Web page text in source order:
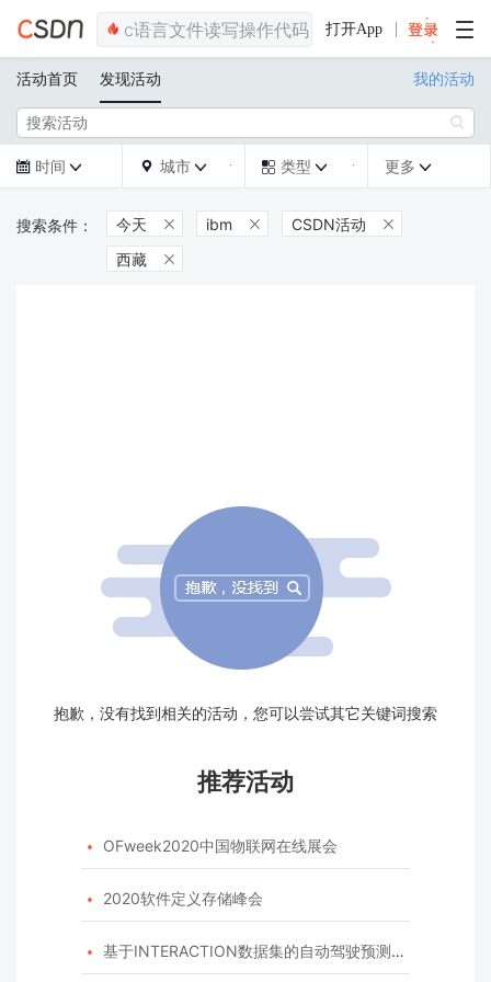
打开App
活动首页 发现活动 我的活动

 时间   城市   类型  更多 
今天  ibm  CSDN活动 
西藏 
抱歉，没有找到相关的活动，您可以尝试其它关键词搜索
推荐活动
 OFweek2020中国物联网在线展会
 2020软件定义存储峰会
 基于INTERACTION数据集的自动驾驶预测模型挑战赛